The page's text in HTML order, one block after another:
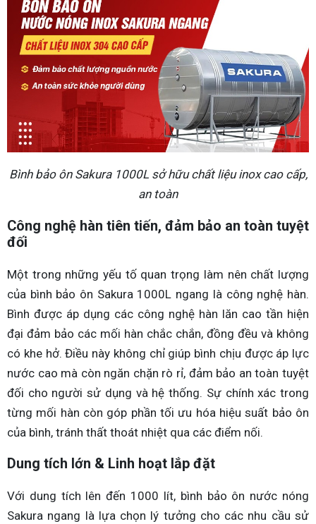
Bình bảo ôn Sakura 1000L sở hữu chất liệu inox cao cấp,
an toàn
Công nghệ hàn tiên tiến, đảm bảo an toàn tuyệt
đối
Một trong những yếu tố quan trọng làm nên chất lượng
của bình bảo ôn Sakura 1000L ngang là công nghệ hàn.
Bình được áp dụng các công nghệ hàn lăn cao tần hiện
đại đảm bảo các mối hàn chắc chắn, đồng đều và không
có khe hở. Điều này không chỉ giúp bình chịu được áp lực
nước cao mà còn ngăn chặn rò rỉ, đảm bảo an toàn tuyệt
đối cho người sử dụng và hệ thống. Sự chính xác trong
từng mối hàn còn góp phần tối ưu hóa hiệu suất bảo ôn
của bình, tránh thất thoát nhiệt qua các điểm nối.
Dung tích lớn & Linh hoạt lắp đặt
Với dung tích lên đến 1000 lít, bình bảo ôn nước nóng
Sakura ngang là lựa chọn lý tưởng cho các nhu cầu sử